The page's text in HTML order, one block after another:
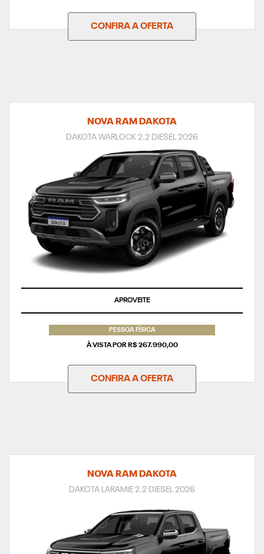
CONFIRA A OFERTA
NOVA RAM DAKOTA
DAKOTA WARLOCK 2.2 DIESEL 2026
APROVEITE
PESSOA FÍSICA
À VISTA POR R$ 267.990,00
CONFIRA A OFERTA
NOVA RAM DAKOTA
DAKOTA LARAMIE 2.2 DIESEL 2026